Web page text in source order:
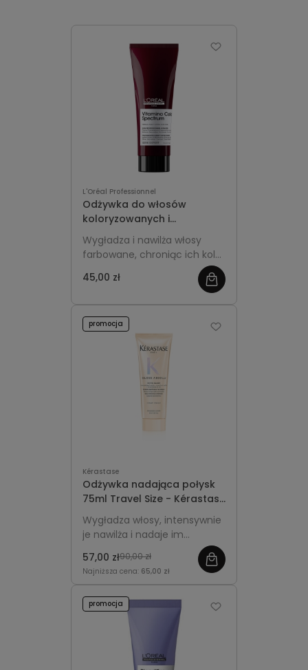
L'Oréal Professionnel
Odżywka do włosów
koloryzowanych i
rozjaśnianych 75ml - L'Oréal
Professionnel Vitamino
Color Spectrum
Wygładza i nawilża włosy
farbowane, chroniąc ich kolor
miękkość oraz blask.
45,00 zł
Kérastase
Odżywka nadająca połysk
75ml Travel Size - Kérastase
Gloss Absolu Insta-Glaze
Wygładza włosy, intensywnie
je nawilża i nadaje im
obciążania.
57,00 zł90,00 zł
Najniższa cena: 65,00 zł
promocja
promocja